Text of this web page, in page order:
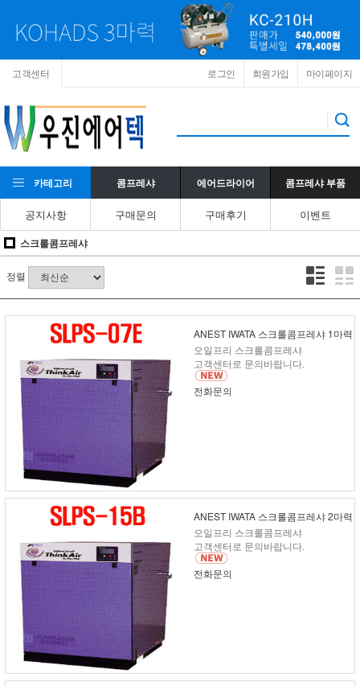
고객센터 마이페이지
회원가입
로그인
카테고리 콤프레샤 에어드라이어 콤프레샤 부품
공지사항 구매문의 구매후기 이벤트
스크롤콤프레샤
정렬
ANEST IWATA 스크롤콤프레샤 1마력
오일프리 스크롤콤프레샤
고객센터로 문의바랍니다.
전화문의
ANEST IWATA 스크롤콤프레샤 2마력
오일프리 스크롤콤프레샤
고객센터로 문의바랍니다.
전화문의